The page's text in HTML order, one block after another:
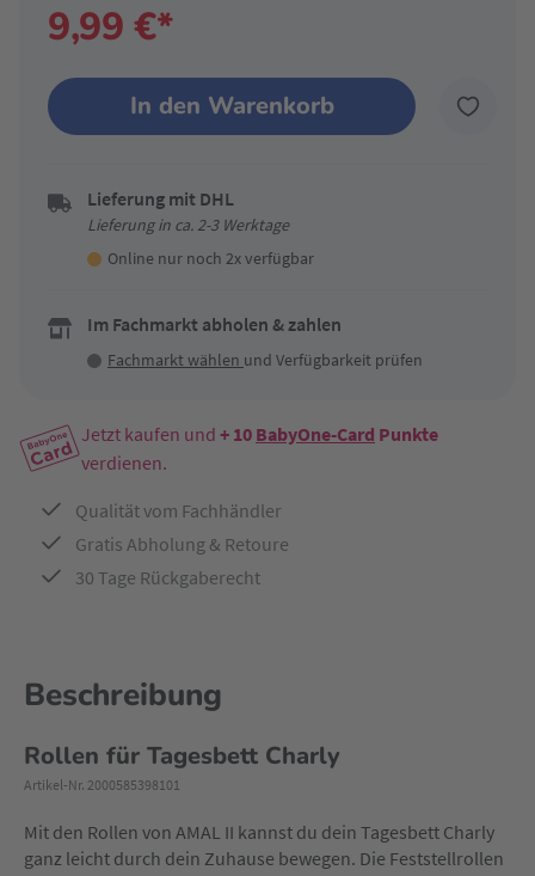
9,99 €*
In den Warenkorb
Lieferung mit DHL
Lieferung in ca. 2-3 Werktage
Online nur noch 2x verfügbar
Im Fachmarkt abholen & zahlen
Fachmarkt wählen und Verfügbarkeit prüfen
Jetzt kaufen und + 10 BabyOne-Card Punkte
verdienen.
Qualität vom Fachhändler
Gratis Abholung & Retoure
30 Tage Rückgaberecht
Beschreibung
Rollen für Tagesbett Charly
Artikel-Nr. 2000585398101
Mit den Rollen von AMAL II kannst du dein Tagesbett Charly
ganz leicht durch dein Zuhause bewegen. Die Feststellrollen